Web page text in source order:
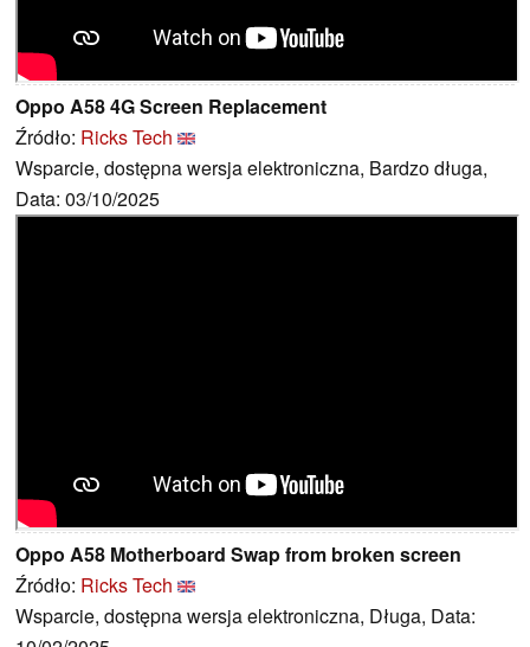
Oppo A58 4G Screen Replacement
Źródło: Ricks Tech
Wsparcie, dostępna wersja elektroniczna, Bardzo długa,
Data: 03/10/2025
Oppo A58 Motherboard Swap from broken screen
Źródło: Ricks Tech
Wsparcie, dostępna wersja elektroniczna, Długa, Data: